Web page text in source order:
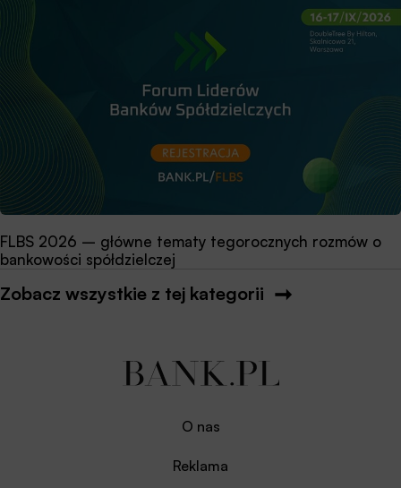
FLBS 2026 – główne tematy tegorocznych rozmów o
bankowości spółdzielczej
Zobacz wszystkie z tej kategorii
O nas
Reklama